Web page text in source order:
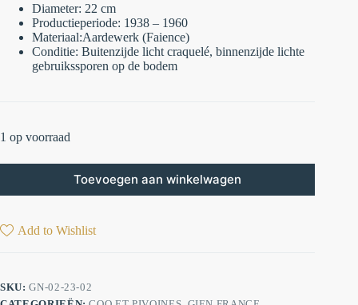
Diameter: 22 cm
Productieperiode: 1938 – 1960
Materiaal:Aardewerk (Faience)
Conditie: Buitenzijde licht craquelé, binnenzijde lichte
gebruikssporen op de bodem
1 op voorraad
Toevoegen aan winkelwagen
Add to Wishlist
SKU:GN-02-23-02